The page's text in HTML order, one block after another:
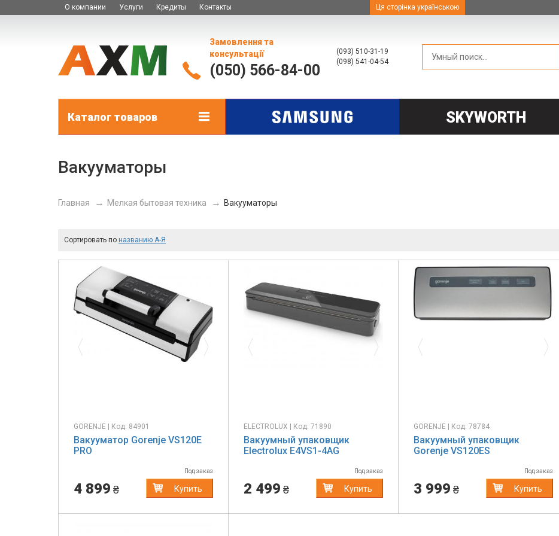
О компании Услуги Кредиты Контакты Ця сторінка українською
Замовлення та
консультації
(050) 566-84-00
(093) 510-31-19
(098) 541-04-54
SKYWORTH
Каталог товаров
Вакууматоры
Главная Мелкая бытовая техника Вакууматоры
Сортировать по названию А-Я
Previous Next
GORENJE | Код: 84901
Вакууматор Gorenje VS120E
PRO
Под заказ
4 899 ₴ Купить
Previous Next
ELECTROLUX | Код: 71890
Вакуумный упаковщик
Electrolux E4VS1-4AG
Под заказ
2 499 ₴ Купить
Previous Next
GORENJE | Код: 78784
Вакуумный упаковщик
Gorenje VS120ES
Под заказ
3 999 ₴ Купить